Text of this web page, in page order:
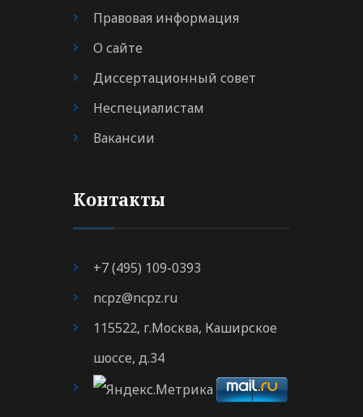
Правовая информация
О сайте
Диссертационный совет
Неспециалистам
Вакансии
Контакты
+7 (495) 109-0393
ncpz@ncpz.ru
115522, г.Москва, Каширское
шоссе, д.34